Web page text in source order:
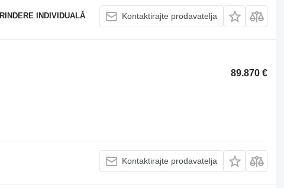
INDIVIDUALĂ Kontaktirajte prodavatelja
89.870 €
Kontaktirajte prodavatelja